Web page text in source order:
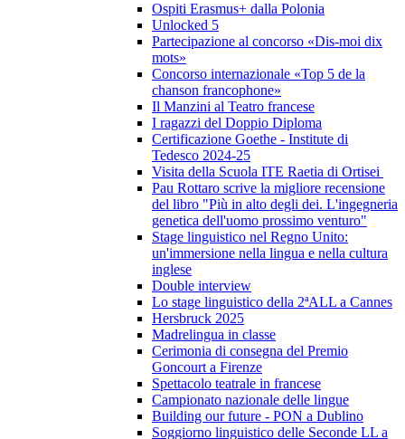
Ospiti Erasmus+ dalla Polonia
Unlocked 5
Partecipazione al concorso «Dis-moi dix
mots»
Concorso internazionale «Top 5 de la
chanson francophone»
Il Manzini al Teatro francese
I ragazzi del Doppio Diploma
Certificazione Goethe - Institute di
Tedesco 2024-25
Visita della Scuola ITE Raetia di Ortisei
Pau Rottaro scrive la migliore recensione
del libro "Più in alto degli dei. L'ingegneria
genetica dell'uomo prossimo venturo"
Stage linguistico nel Regno Unito:
un'immersione nella lingua e nella cultura
inglese
Double interview
Lo stage linguistico della 2ªALL a Cannes
Hersbruck 2025
Madrelingua in classe
Cerimonia di consegna del Premio
Goncourt a Firenze
Spettacolo teatrale in francese
Campionato nazionale delle lingue
Building our future - PON a Dublino
Soggiorno linguistico delle Seconde LL a